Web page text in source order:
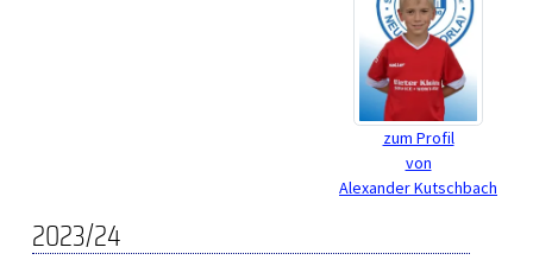
zum Profil
von
Alexander Kutschbach
2023/24